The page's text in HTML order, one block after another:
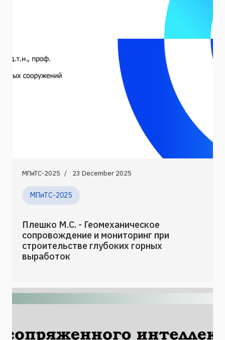
МПиТС-2025 23 December 2025
МПиТС-2025
Плешко М.С. - Геомеханическое
сопровождение и мониторинг при
строительстве глубоких горных
выработок